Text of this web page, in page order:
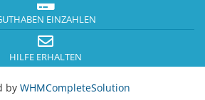
EINZAHLEN
HILFE ERHALTEN
by WHMCompleteSolution